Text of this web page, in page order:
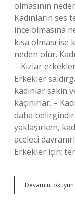
olmasının
Kadınların ses
ince olmasına
kısa olması ise
neden olur.
– Kızlar
Erkekler
kadınlar sakin
kaçınırlar. –
daha
yaklaşırken,
aceleci
Erkekler için;
Devamını okuyun